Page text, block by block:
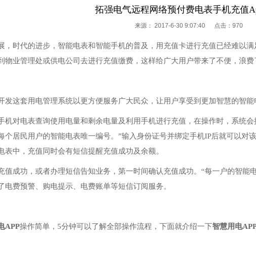
拓强电气远程网络预付费电表手机充值
来源： 2017-6-30 9:07:40 点击： 970
，时代的进步，智能电表和智能手机的普及，用充值卡进行充值已经难以
物业管理处或供电公司去进行充值缴费，这样给广大用户带来了不便，浪费
发这套用电管理系统以更方便服务广大民众，让用户享受到更加智慧的智能
机对电表查询使用电量和剩余电量及利用手机进行充值，在操作时，系统
个居民用户的智能电表唯一编号。”输入身份证号并绑定手机IP后就可以对
表中，充值同时会有短信提醒充值成功及余额。
值成功，或者办理短信告知业务，第一时间确认充值成功。“每一户的智
电费预警、购电提示、电费账单等短信订阅服务。
APP操作简单，5分钟可以了解全部操作流程，下面就介绍一下智慧用电